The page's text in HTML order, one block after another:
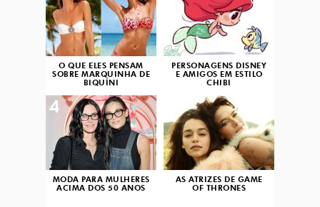
O QUE ELES PENSAM
SOBRE MARQUINHA DE
BIQUÍNI
PERSONAGENS DISNEY
E AMIGOS EM ESTILO
CHIBI
MODA PARA MULHERES
ACIMA DOS 50 ANOS
4
AS ATRIZES DE GAME
OF THRONES